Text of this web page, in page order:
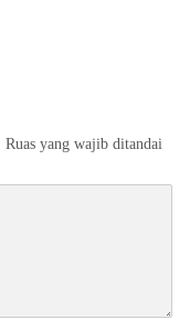
Ruas yang wajib ditandai